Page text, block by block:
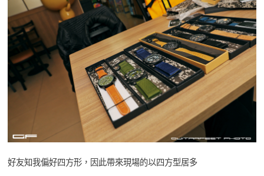
好友知我偏好四方形，因此帶來現場的以四方型居多